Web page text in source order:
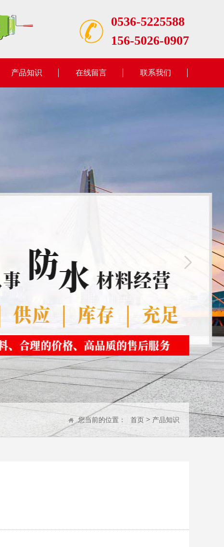
0536-5225588
156-5026-0907
产品知识 在线留言 联系我们
您当前的位置： 首页 > 产品知识